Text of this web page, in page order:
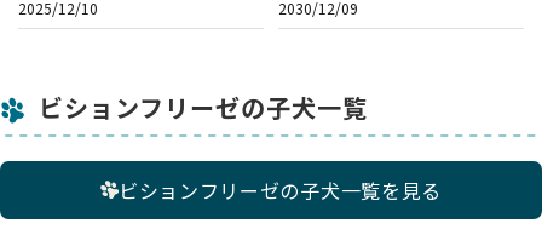
2025/12/10 2030/12/09
ビションフリーゼの子犬一覧
ビションフリーゼの子犬一覧を見る